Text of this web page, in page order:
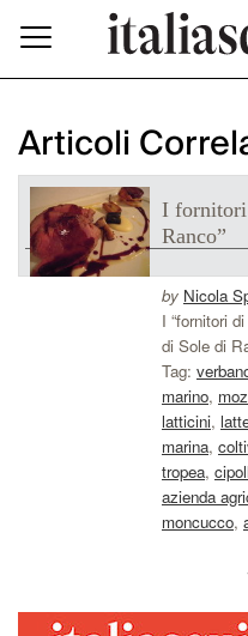
Articoli
I fornitori
Ranco”
by Nicola
I “fornitori
di Sole di
Tag:
marino,
latticini,
marina,
tropea,
azienda
moncucco,